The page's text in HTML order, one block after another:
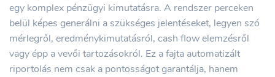
egy komplex pénzügyi kimutatásra. A rendszer perceken
belül képes generálni a szükséges jelentéseket, legyen szó
mérlegről, eredménykimutatásról, cash flow elemzésről
vagy épp a vevői tartozásokról. Ez a fajta automatizált
riportolás nem csak a pontosságot garantálja, hanem